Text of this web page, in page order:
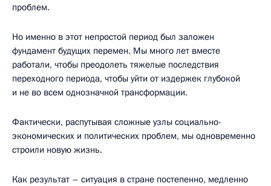
проблем.
Но именно в этот непростой период был заложен
фундамент будущих перемен. Мы много лет вместе
работали, чтобы преодолеть тяжелые последствия
переходного периода, чтобы уйти от издержек глубокой
и не во всем однозначной трансформации.
Фактически, распутывая сложные узлы социально-
экономических и политических проблем, мы одновременно
строили новую жизнь.
Как результат – ситуация в стране постепенно, медленно